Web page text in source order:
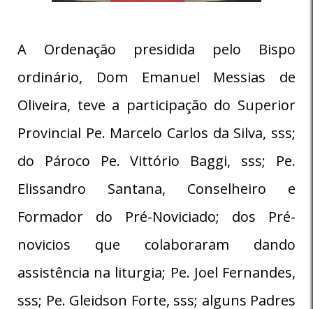
A Ordenação presidida pelo Bispo
ordinário, Dom Emanuel Messias de
Oliveira, teve a participação do Superior
Provincial Pe. Marcelo Carlos da Silva, sss;
do Pároco Pe. Vittório Baggi, sss; Pe.
Elissandro Santana, Conselheiro e
Formador do Pré-Noviciado; dos Pré-
novicios que colaboraram dando
assistência na liturgia; Pe. Joel Fernandes,
sss; Pe. Gleidson Forte, sss; alguns Padres